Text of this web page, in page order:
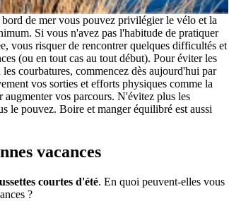
de mer vous pouvez privilégier le vélo et la
Si vous n'avez pas l'habitude de pratiquer
vous risquer de rencontrer quelques difficultés et
(ou en tout cas au tout début). Pour éviter les
courbatures, commencez dès aujourd'hui par
vos sorties et efforts physiques comme la
vos parcours. N'évitez plus les
le pouvez. Boire et manger équilibré est aussi
vacances
courtes d'été. En quoi peuvent-elles vous
?